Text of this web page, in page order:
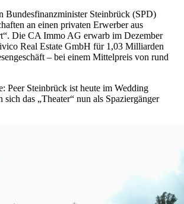
Bundesfinanzminister Steinbrück (SPD)
an einen privaten Erwerber aus
Die CA Immo AG erwarb im Dezember
Real Estate GmbH für 1,03 Milliarden
– bei einem Mittelpreis von rund
Peer Steinbrück ist heute im Wedding
sich das „Theater“ nun als Spaziergänger